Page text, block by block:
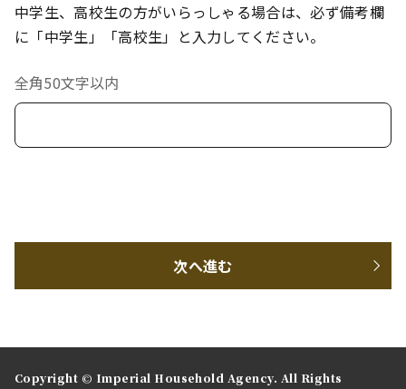
中学生、高校生の方がいらっしゃる場合は、必ず備考欄
に「中学生」「高校生」と入力してください。
全角50文字以内
次へ進む
Copyright © Imperial Household Agency. All Rights